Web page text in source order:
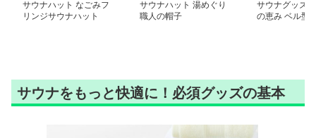
サウナハット なごみフ
リンジサウナハット
サウナハット 湯めぐり
職人の帽子
サウナグッズ
の恵み ベル型
サウナをもっと快適に！必須グッズの基本